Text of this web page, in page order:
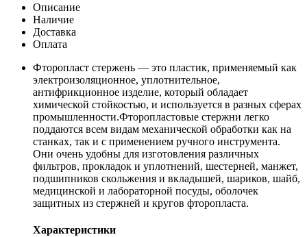
Описание
Наличие
Доставка
Оплата
Фторопласт стержень — это пластик, применяемый как
электроизоляционное, уплотнительное,
антифрикционное изделие, который обладает
химической стойкостью, и используется в разных сферах
промышленности.Фторопластовые стержни легко
поддаются всем видам механической обработки как на
станках, так и с применением ручного инструмента.
Они очень удобны для изготовления различных
фильтров, прокладок и уплотнений, шестерней, манжет,
подшипников скольжения и вкладышей, шариков, шайб,
медицинской и лабораторной посуды, оболочек
защитных из стержней и кругов фторопласта.
Характеристики